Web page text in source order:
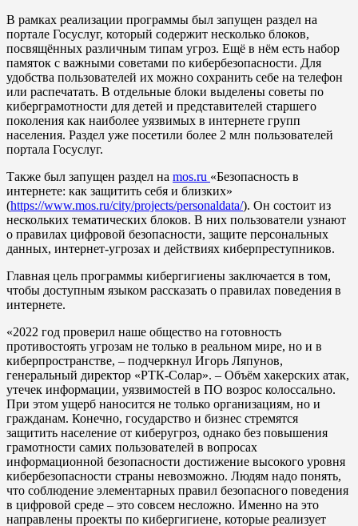
В рамках реализации программы был запущен раздел на
портале Госуслуг, который содержит несколько блоков,
посвящённых различным типам угроз. Ещё в нём есть набор
памяток с важными советами по кибербезопасности. Для
удобства пользователей их можно сохранить себе на телефон
или распечатать. В отдельные блоки выделены советы по
киберграмотности для детей и представителей старшего
поколения как наиболее уязвимых в интернете групп
населения. Раздел уже посетили более 2 млн пользователей
портала Госуслуг.
Также был запущен раздел на mos.ru «Безопасность в
интернете: как защитить себя и близких»
(https://www.mos.ru/city/projects/personaldata/). Он состоит из
нескольких тематических блоков. В них пользователи узнают
о правилах цифровой безопасности, защите персональных
данных, интернет-угрозах и действиях киберпреступников.
Главная цель программы кибергигиены заключается в том,
чтобы доступным языком рассказать о правилах поведения в
интернете.
«2022 год проверил наше общество на готовность
противостоять угрозам не только в реальном мире, но и в
киберпространстве, – подчеркнул Игорь Ляпунов,
генеральный директор «РТК-Солар». – Объём хакерских атак,
утечек информации, уязвимостей в ПО возрос колоссально.
При этом ущерб наносится не только организациям, но и
гражданам. Конечно, государство и бизнес стремятся
защитить население от киберугроз, однако без повышения
грамотности самих пользователей в вопросах
информационной безопасности достижение высокого уровня
кибербезопасности страны невозможно. Людям надо понять,
что соблюдение элементарных правил безопасного поведения
в цифровой среде – это совсем несложно. Именно на это
направлены проекты по кибергигиене, которые реализует